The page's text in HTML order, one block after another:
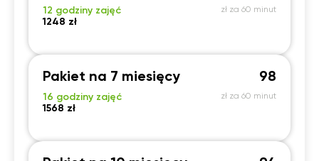
12 godziny zajęć
1248 zł
zł za 60 minut
Pakiet na 7 miesięcy
16 godziny zajęć
1568 zł
98
zł za 60 minut